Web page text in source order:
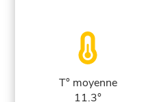
T° moyenne
11.3°